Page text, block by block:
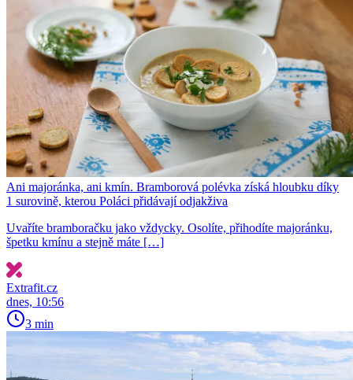
Ani majoránka, ani kmín. Bramborová polévka získá hloubku díky
1 surovině, kterou Poláci přidávají odjakživa
Uvaříte bramboračku jako vždycky. Osolíte, přihodíte majoránku,
špetku kmínu a stejně máte […]
Extrafit.cz
dnes, 10:56
3 min